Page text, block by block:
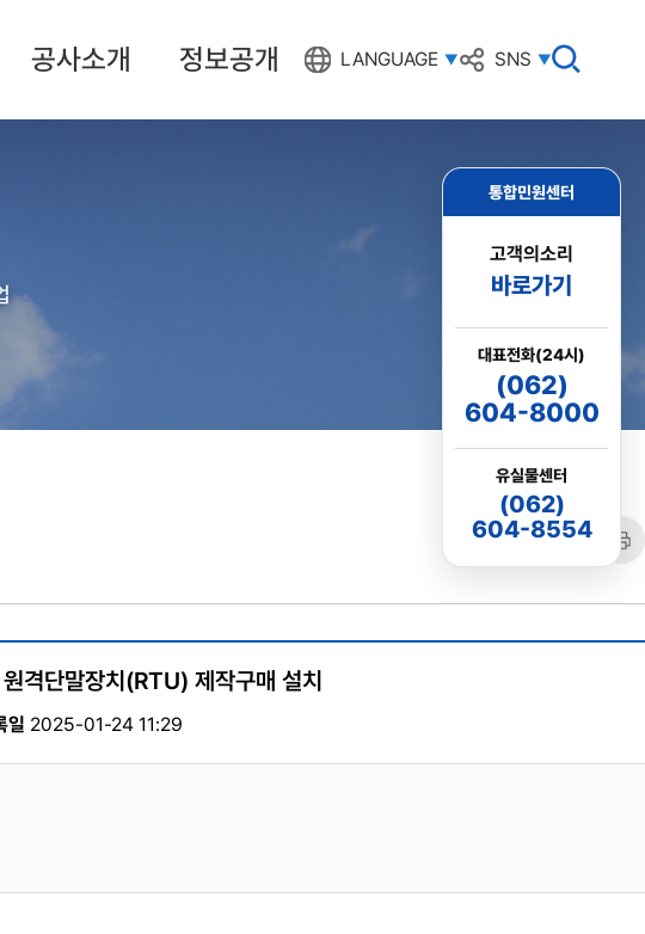
공사소개 정보공개 LANGUAGE SNS
검
색
열
통합민원센터
고객의소리
바로가기
대표전화(24시)
(062)
604-8000
유실물센터
(062)
604-8554
공유
링크
프린
트
격단말장치(RTU) 제작구매 설치
일 2025-01-24 11:29